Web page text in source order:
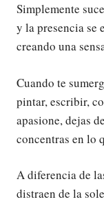
Simplemente
y la presencia se
creando una
Cuando te
pintar, escribir,
apasione, dejas
concentras en lo
A diferencia de
distraen de la